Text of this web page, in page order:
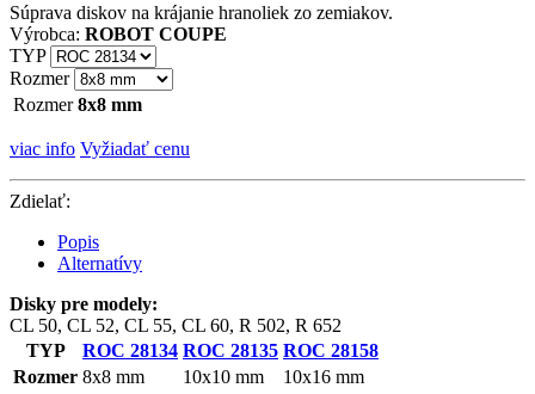
Súprava diskov na krájanie hranoliek zo zemiakov.
Výrobca: ROBOT COUPE
TYP
Rozmer
Rozmer 8x8 mm
viac info Vyžiadať cenu
Zdielať:
Popis
Alternatívy
Disky pre modely:
CL 50, CL 52, CL 55, CL 60, R 502, R 652
TYP
ROC 28134 ROC 28135 ROC 28158
Rozmer 8x8 mm 10x10 mm 10x16 mm